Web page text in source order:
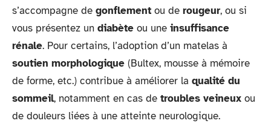
s’accompagne de gonflement ou de rougeur, ou si
vous présentez un diabète ou une insuffisance
rénale. Pour certains, l’adoption d’un matelas à
soutien morphologique (Bultex, mousse à mémoire
de forme, etc.) contribue à améliorer la qualité du
sommeil, notamment en cas de troubles veineux ou
de douleurs liées à une atteinte neurologique.